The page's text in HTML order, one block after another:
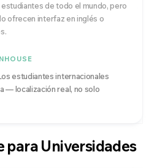
de todo el mundo, pero
ofrecen interfaz en inglés o
estudiantes internacionales
— localización real, no solo
para Universidades